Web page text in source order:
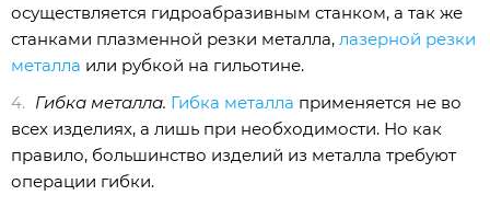
осуществляется гидроабразивным станком, а так же
станками плазменной резки металла, лазерной резки
металла или рубкой на гильотине.
Гибка металла. Гибка металла применяется не во
всех изделиях, а лишь при необходимости. Но как
правило, большинство изделий из металла требуют
операции гибки.